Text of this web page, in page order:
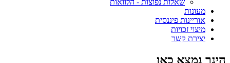
שאלות נפוצות - הלוואות
מעונות
אוריינות פיננסית
מיצוי זכויות
יצירת קשר
הינך נמצא כאן